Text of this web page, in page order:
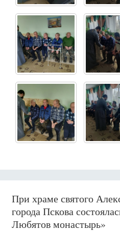
При храме святого
города Пскова
Любятов монастырь»